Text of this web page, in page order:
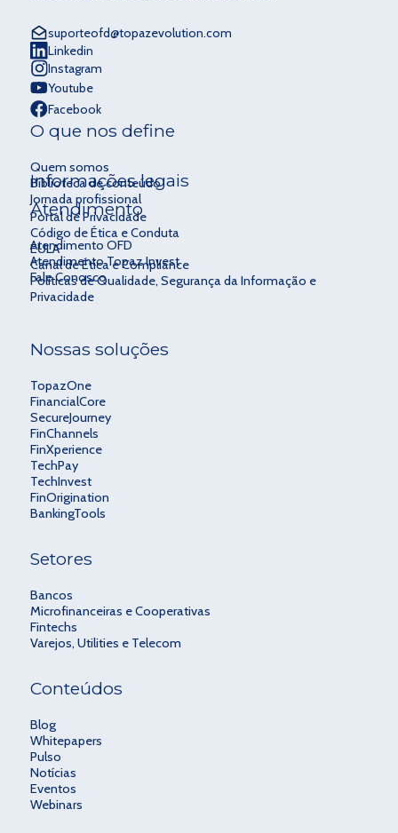
suporteofd@topazevolution.com
Linkedin
Instagram
Youtube
Facebook
O que nos define
Quem somos
Biblioteca de conteúdo
Jornada profissional
Atendimento
Atendimento OFD
Atendimento Topaz Invest
Fale Conosco
Informações legais
Portal de Privacidade
Código de Ética e Conduta
EULA
Canal de Ética e Compliance
Políticas de Qualidade, Segurança da Informação e
Privacidade
Nossas soluções
TopazOne
FinancialCore
SecureJourney
FinChannels
FinXperience
TechPay
TechInvest
FinOrigination
BankingTools
Setores
Bancos
Microfinanceiras e Cooperativas
Fintechs
Varejos, Utilities e Telecom
Conteúdos
Blog
Whitepapers
Pulso
Notícias
Eventos
Webinars